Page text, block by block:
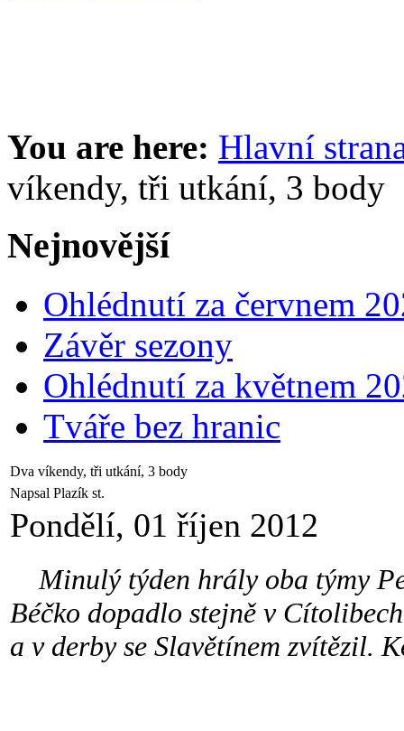
You are here: Hlavní
víkendy, tři utkání, 3 body
Nejnovější
Ohlédnutí za červnem
Závěr sezony
Ohlédnutí za květnem
Tváře bez hranic
Dva víkendy, tři utkání, 3 body
Napsal Plazík st.
Pondělí, 01 říjen 2012
Minulý týden hrály oba týmy
Béčko dopadlo stejně v
a v derby se Slavětínem zvítězil.